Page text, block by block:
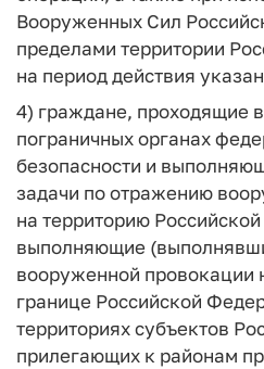
Вооруженных Сил
пределами территории
на период действия
4) граждане, проходящие
пограничных органах
безопасности и
задачи по отражению
на территорию
выполняющие
вооруженной провокации
границе Российской
территориях субъектов
прилегающих к районам